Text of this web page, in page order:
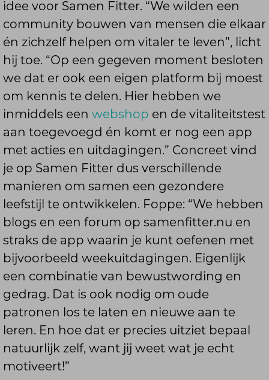
idee voor Samen Fitter. “We wilden een
community bouwen van mensen die elkaar
én zichzelf helpen om vitaler te leven”, licht
hij toe. “Op een gegeven moment besloten
we dat er ook een eigen platform bij moest
om kennis te delen. Hier hebben we
inmiddels een webshop en de vitaliteitstest
aan toegevoegd én komt er nog een app
met acties en uitdagingen.” Concreet vind
je op Samen Fitter dus verschillende
manieren om samen een gezondere
leefstijl te ontwikkelen. Foppe: “We hebben
blogs en een forum op samenfitter.nu en
straks de app waarin je kunt oefenen met
bijvoorbeeld weekuitdagingen. Eigenlijk
een combinatie van bewustwording en
gedrag. Dat is ook nodig om oude
patronen los te laten en nieuwe aan te
leren. En hoe dat er precies uitziet bepaal
natuurlijk zelf, want jij weet wat je echt
motiveert!”